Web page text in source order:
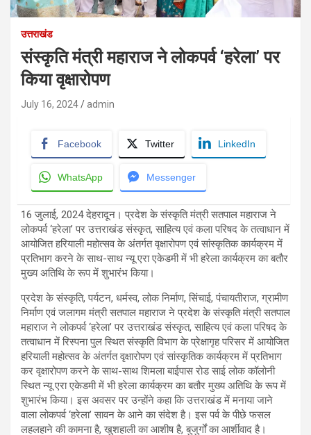
उत्तराखंड
संस्कृति मंत्री महाराज ने लोकपर्व ‘हरेला’ पर
किया वृक्षारोपण
July 16, 2024 admin
Facebook Twitter LinkedIn
WhatsApp Messenger
16 जुलाई, 2024 देहरादून। प्रदेश के संस्कृति मंत्री सतपाल महाराज ने
लोकपर्व ‘हरेला’ पर उत्तराखंड संस्कृत, साहित्य एवं कला परिषद के तत्वाधान में
आयोजित हरियाली महोत्सव के अंतर्गत वृक्षारोपण एवं सांस्कृतिक कार्यक्रम में
प्रतिभाग करने के साथ-साथ न्यू एरा एकेडमी में भी हरेला कार्यक्रम का बतौर
मुख्य अतिथि के रूप में शुभारंभ किया।
प्रदेश के संस्कृति, पर्यटन, धर्मस्व, लोक निर्माण, सिंचाई, पंचायतीराज, ग्रामीण
निर्माण एवं जलागम मंत्री सतपाल महाराज ने प्रदेश के संस्कृति मंत्री सतपाल
महाराज ने लोकपर्व ‘हरेला’ पर उत्तराखंड संस्कृत, साहित्य एवं कला परिषद के
तत्वाधान में रिस्पना पुल स्थित संस्कृति विभाग के प्रेक्षागृह परिसर में आयोजित
हरियाली महोत्सव के अंतर्गत वृक्षारोपण एवं सांस्कृतिक कार्यक्रम में प्रतिभाग
कर वृक्षारोपण करने के साथ-साथ शिमला बाईपास रोड साई लोक कॉलोनी
स्थित न्यू एरा एकेडमी में भी हरेला कार्यक्रम का बतौर मुख्य अतिथि के रूप में
शुभारंभ किया। इस अवसर पर उन्होंने कहा कि उत्तराखंड में मनाया जाने
वाला लोकपर्व ‘हरेला’ सावन के आने का संदेश है। इस पर्व के पीछे फसल
लहलहाने की कामना है, खुशहाली का आशीष है, बुजुर्गों का आर्शीवाद है।